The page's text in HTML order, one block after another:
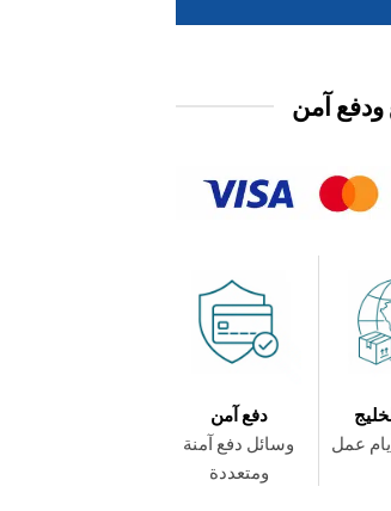
آمن
دفع آمن
وسائل دفع آمنة
ومتعددة